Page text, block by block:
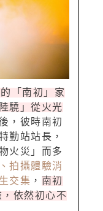
「南初」家
驍」從火光
，彼時南初
勤站站長，
火災」而多
拍攝體驗消
交集 ， 南初
依然初心不